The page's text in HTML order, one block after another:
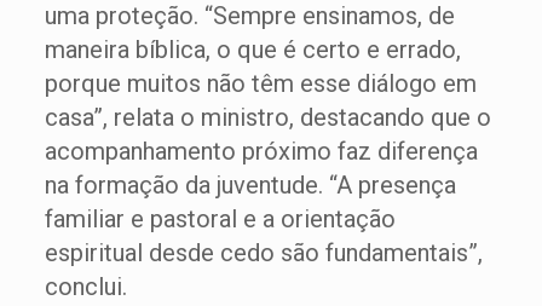
uma proteção. “Sempre ensinamos, de
maneira bíblica, o que é certo e errado,
porque muitos não têm esse diálogo em
casa”, relata o ministro, destacando que o
acompanhamento próximo faz diferença
na formação da juventude. “A presença
familiar e pastoral e a orientação
espiritual desde cedo são fundamentais”,
conclui.